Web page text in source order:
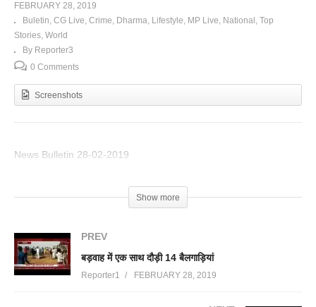
FEBRUARY 28, 2019
Buletin CG Live Crime Dharma Lifestyle MP Live National
Top
Stories World
By Reporter3
0 Comments
Screenshots
News Bulletin 28-02-2019
Show more
PREV
बड़वाह में एक साथ दौड़ी 14 बैलगाड़ियां
Reporter1 FEBRUARY 28, 2019